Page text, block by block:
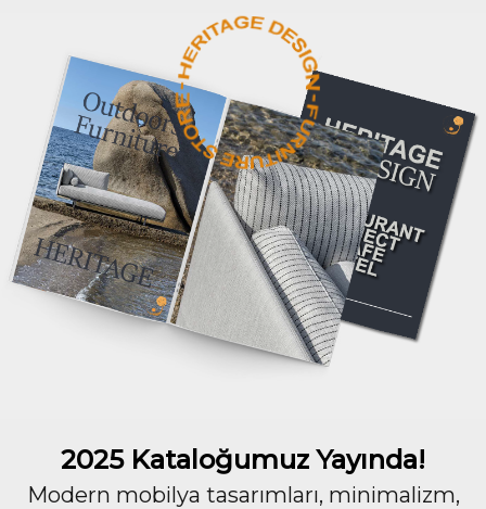
2025 Kataloğumuz Yayında!
Modern mobilya tasarımları, minimalizm,